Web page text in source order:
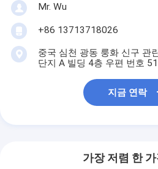
Mr. Wu
+86 13713718026
중국 심천 광동 룽화 신구 관
단지 A 빌딩 4층 우편 번호
지금 연락
가장 저렴 한